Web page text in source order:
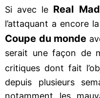
Si avec le Real
l’attaquant a encore
Coupe du monde
serait une façon de
critiques dont fait
depuis plusieurs
notamment les